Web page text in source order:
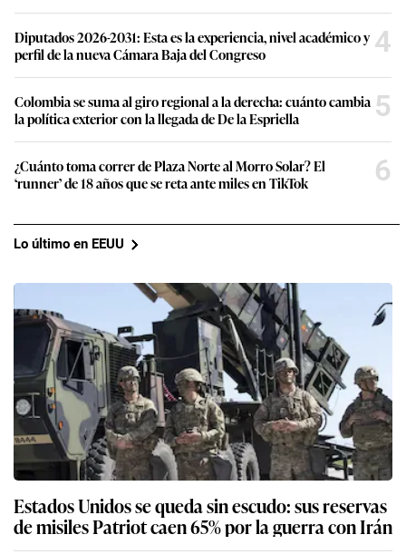
Diputados 2026-2031: Esta es la experiencia, nivel académico y
perfil de la nueva Cámara Baja del Congreso
4
Colombia se suma al giro regional a la derecha: cuánto cambia
la política exterior con la llegada de De la Espriella
5
¿Cuánto toma correr de Plaza Norte al Morro Solar? El
‘runner’ de 18 años que se reta ante miles en TikTok
6
Lo último en EEUU
Estados Unidos se queda sin escudo: sus reservas
de misiles Patriot caen 65% por la guerra con Irán